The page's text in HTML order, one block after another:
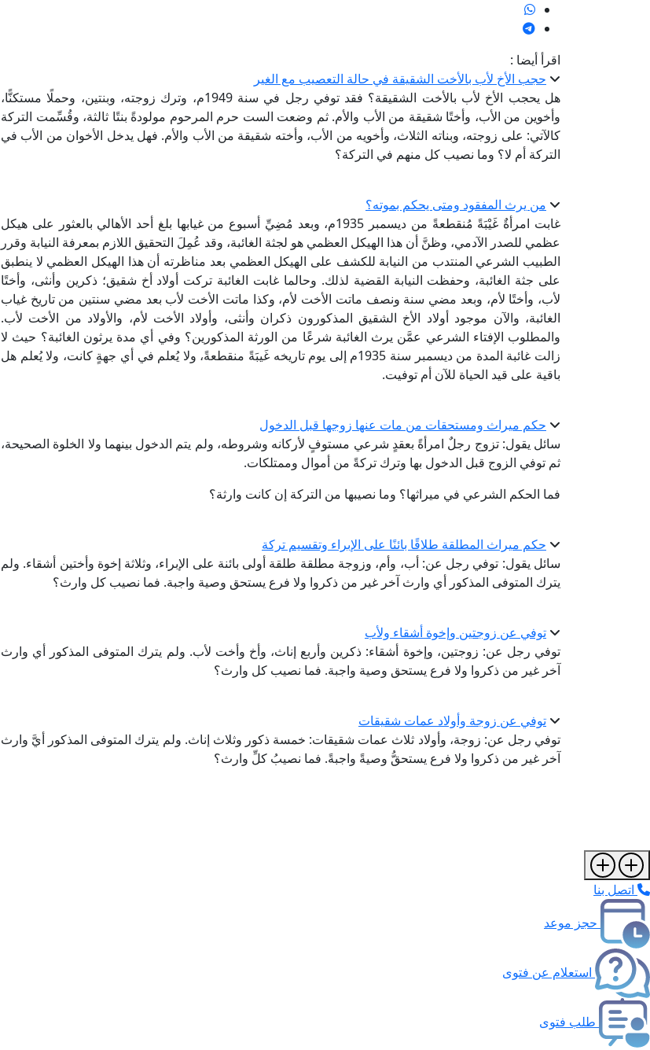
اقرأ أيضا :
حجب الأخ لأب بالأخت الشقيقة في حالة التعصيب مع الغير
هل يحجب الأخ لأب بالأخت الشقيقة؟ فقد توفي رجل في سنة 1949م، وترك زوجته، وبنتين، وحملًا مستكنًّا،
وأخوين من الأب، وأختًا شقيقة من الأب والأم. ثم وضعت الست حرم المرحوم مولودةً بنتًا ثالثة، وقُسِّمت التركة
كالآتي: على زوجته، وبناته الثلاث، وأخويه من الأب، وأخته شقيقة من الأب والأم. فهل يدخل الأخوان من الأب في
التركة أم لا؟ وما نصيب كل منهم في التركة؟
من يرث المفقود ومتى يحكم بموته؟
غابت امرأةٌ غَيْبَةً مُنقطعةً من ديسمبر 1935م، وبعد مُضِيِّ أسبوع من غيابها بلغ أحد الأهالي بالعثور على هيكل
عظمي للصدر الآدمي، وظنَّ أن هذا الهيكل العظمي هو لجثة الغائبة، وقد عُمِلَ التحقيق اللازم بمعرفة النيابة وقرر
الطبيب الشرعي المنتدب من النيابة للكشف على الهيكل العظمي بعد مناظرته أن هذا الهيكل العظمي لا ينطبق
على جثة الغائبة، وحفظت النيابة القضية لذلك. وحالما غابت الغائبة تركت أولاد أخ شقيق؛ ذكرين وأنثى، وأختًا
لأب، وأختًا لأم، وبعد مضي سنة ونصف ماتت الأخت لأم، وكذا ماتت الأخت لأب بعد مضي سنتين من تاريخ غياب
الغائبة، والآن موجود أولاد الأخ الشقيق المذكورون ذكران وأنثى، وأولاد الأخت لأم، والأولاد من الأخت لأب.
والمطلوب الإفتاء الشرعي عمَّن يرث الغائبة شرعًا من الورثة المذكورين؟ وفي أي مدة يرثون الغائبة؟ حيث لا
زالت غائبة المدة من ديسمبر سنة 1935م إلى يوم تاريخه غَيبَةً منقطعةً، ولا يُعلم في أي جهةٍ كانت، ولا يُعلم هل
باقية على قيد الحياة للآن أم توفيت.
حكم ميراث ومستحقات من مات عنها زوجها قبل الدخول
سائل يقول: تزوج رجلٌ امرأةً بعقدٍ شرعي مستوفٍ لأركانه وشروطه، ولم يتم الدخول بينهما ولا الخلوة الصحيحة،
ثم توفي الزوج قبل الدخول بها وترك تركةً من أموال وممتلكات.
فما الحكم الشرعي في ميراثها؟ وما نصيبها من التركة إن كانت وارثة؟
حكم ميراث المطلقة طلاقًا بائنًا على الإبراء وتقسيم تركة
سائل يقول: توفي رجل عن: أب، وأم، وزوجة مطلقة طلقة أولى بائنة على الإبراء، وثلاثة إخوة وأختين أشقاء. ولم
يترك المتوفى المذكور أي وارث آخر غير من ذكروا ولا فرع يستحق وصية واجبة. فما نصيب كل وارث؟
توفي عن زوجتين وإخوة أشقاء ولأب
توفي رجل عن: زوجتين، وإخوة أشقاء: ذكرين وأربع إناث، وأخ وأخت لأب. ولم يترك المتوفى المذكور أي وارث
آخر غير من ذكروا ولا فرع يستحق وصية واجبة. فما نصيب كل وارث؟
توفي عن زوجة وأولاد عمات شقيقات
توفي رجل عن: زوجة، وأولاد ثلاث عمات شقيقات: خمسة ذكور وثلاث إناث. ولم يترك المتوفى المذكور أيَّ وارث
آخر غير من ذكروا ولا فرع يستحقُّ وصيةً واجبةً. فما نصيبُ كلِّ وارث؟
اتصل بنا
حجز موعد
استعلام عن فتوى
طلب فتوى